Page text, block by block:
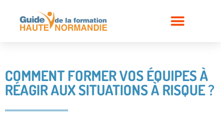
COMMENT FORMER VOS ÉQUIPES À
RÉAGIR AUX SITUATIONS À RISQUE ?